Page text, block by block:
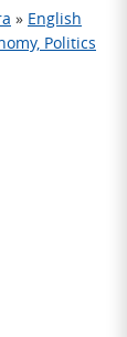
» English
Politics